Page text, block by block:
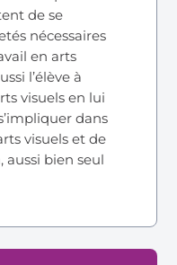
de se
nécessaires
en arts
l’élève à
visuels en lui
dans
visuels et de
aussi bien seul